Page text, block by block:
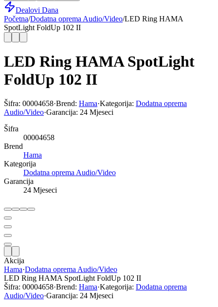
Dealovi Dana
Početna/Dodatna oprema Audio/Video/LED Ring HAMA
SpotLight FoldUp 102 II
LED Ring HAMA SpotLight
FoldUp 102 II
Šifra: 00004658·Brend: Hama·Kategorija: Dodatna oprema
Audio/Video·Garancija: 24 Mjeseci
Šifra
00004658
Brend
Hama
Kategorija
Dodatna oprema Audio/Video
Garancija
24 Mjeseci
Akcija
Hama·Dodatna oprema Audio/Video
LED Ring HAMA SpotLight FoldUp 102 II
Šifra: 00004658·Brend: Hama·Kategorija: Dodatna oprema
Audio/Video·Garancija: 24 Mjeseci